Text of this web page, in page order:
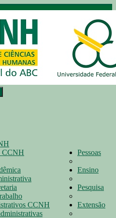
CCNH
CCNH
Pessoas
Ensino
Pesquisa
Extensão